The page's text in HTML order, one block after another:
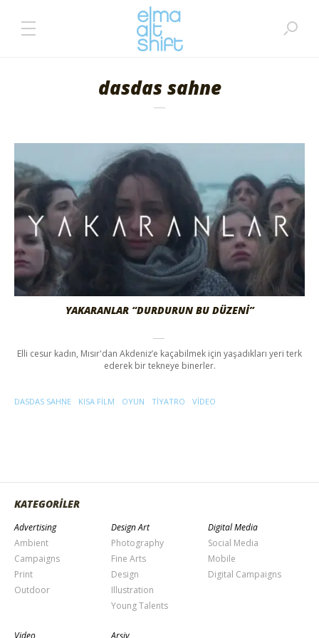
dasdas sahne
YAKARANLAR “DURDURUN BU DÜZENI”
Elli cesur kadın, Mısır'dan Akdeniz’e kaçabilmek için yaşadıkları yeri terk
ederek bir tekneye binerler.
DASDAS SAHNE KISA FILM OYUN TIYATRO VIDEO
KATEGORİLER
Advertising
Ambient
Campaigns
Print
Outdoor
Design Art
Photography
Fine Arts
Design
Illustration
Young Talents
Digital Media
Social Media
Mobile
Digital Campaigns
Video Arşiv